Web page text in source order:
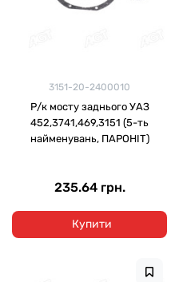
3151-20-2400010
Р/к мосту заднього УАЗ
452,3741,469,3151 (5-ть
найменувань, ПАРОНІТ)
235.64 грн.
Купити